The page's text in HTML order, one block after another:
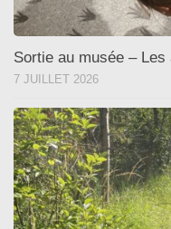
Sortie au musée –
7 JUILLET 2026